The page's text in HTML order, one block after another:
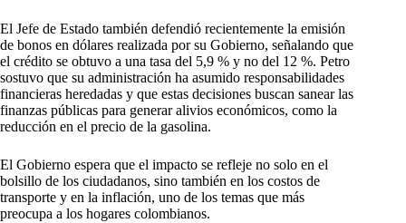
El Jefe de Estado también defendió recientemente la emisión
de bonos en dólares realizada por su Gobierno, señalando que
el crédito se obtuvo a una tasa del 5,9 % y no del 12 %. Petro
sostuvo que su administración ha asumido responsabilidades
financieras heredadas y que estas decisiones buscan sanear las
finanzas públicas para generar alivios económicos, como la
reducción en el precio de la gasolina.
El Gobierno espera que el impacto se refleje no solo en el
bolsillo de los ciudadanos, sino también en los costos de
transporte y en la inflación, uno de los temas que más
preocupa a los hogares colombianos.